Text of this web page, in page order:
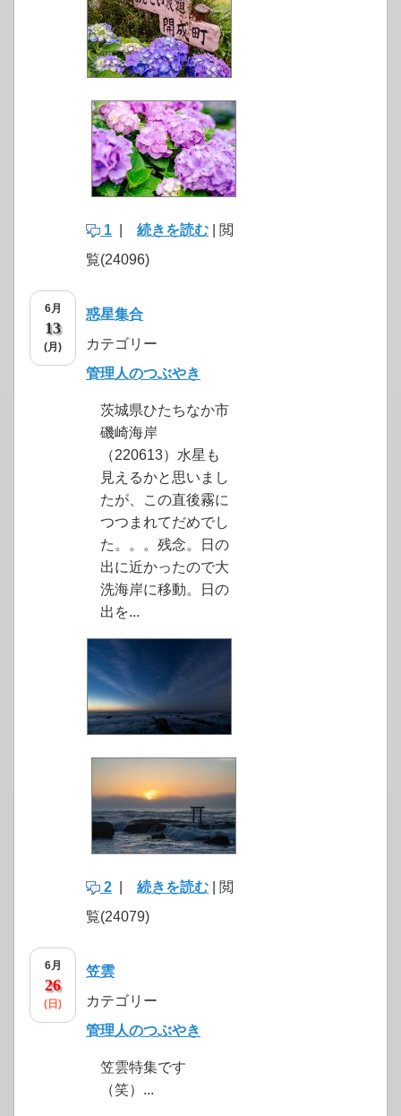
1 続きを読む | 閲
覧(24096)
6月
13
(月)
惑星集合
カテゴリー
管理人のつぶやき
茨城県ひたちなか市
磯崎海岸
（220613）水星も
見えるかと思いまし
たが、この直後霧に
つつまれてだめでし
た。。。残念。日の
出に近かったので大
洗海岸に移動。日の
出を...
2 続きを読む | 閲
覧(24079)
6月
26
(日)
笠雲
カテゴリー
管理人のつぶやき
笠雲特集です
（笑）...